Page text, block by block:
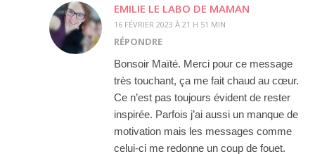
EMILIE LE LABO DE MAMAN
16 FÉVRIER 2023 À 21 H 51 MIN
RÉPONDRE
Bonsoir Maïté. Merci pour ce message
très touchant, ça me fait chaud au cœur.
Ce n’est pas toujours évident de rester
inspirée. Parfois j’ai aussi un manque de
motivation mais les messages comme
celui-ci me redonne un coup de fouet.